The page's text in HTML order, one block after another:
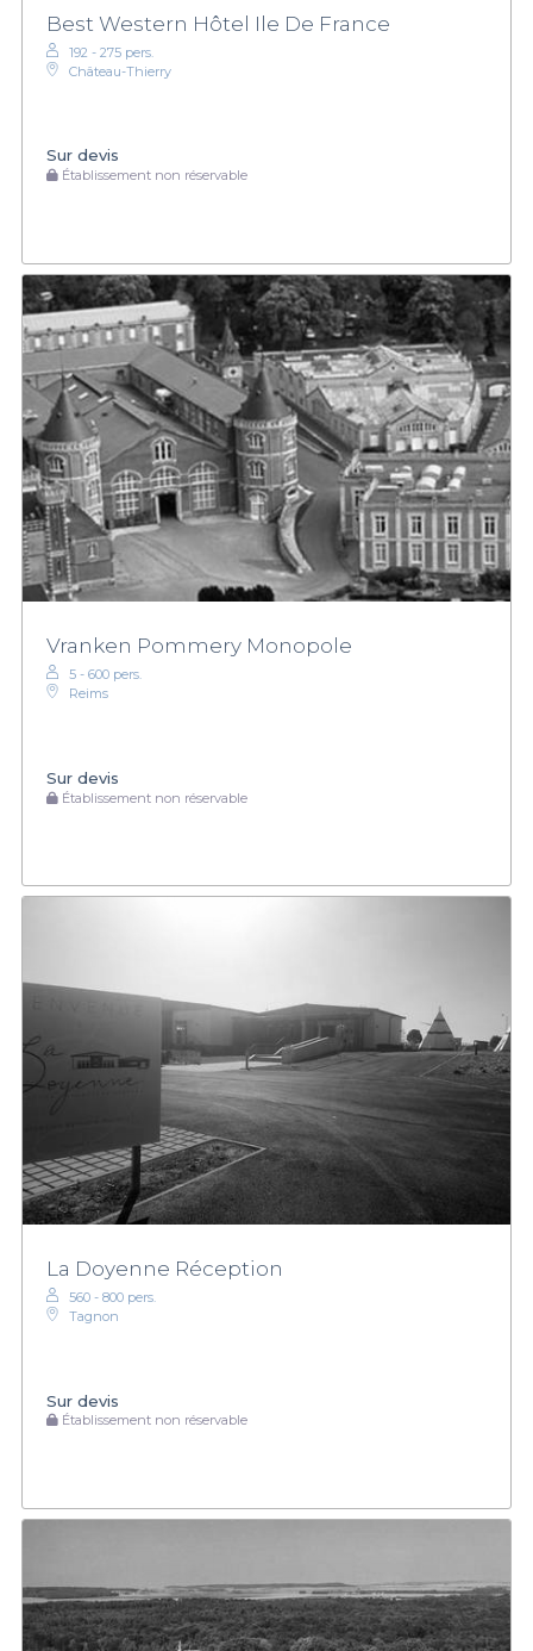
Best Western Hôtel Ile De France
192 - 275 pers.
Château-Thierry
Sur devis
Établissement non réservable
Vranken Pommery Monopole
5 - 600 pers.
Reims
Sur devis
Établissement non réservable
La Doyenne Réception
560 - 800 pers.
Tagnon
Sur devis
Établissement non réservable